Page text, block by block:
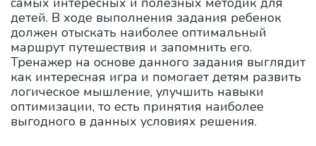
детей. В ходе выполнения задания ребенок
должен отыскать наиболее оптимальный
маршрут путешествия и запомнить его.
Тренажер на основе данного задания выглядит
как интересная игра и помогает детям развить
логическое мышление, улучшить навыки
оптимизации, то есть принятия наиболее
выгодного в данных условиях решения.